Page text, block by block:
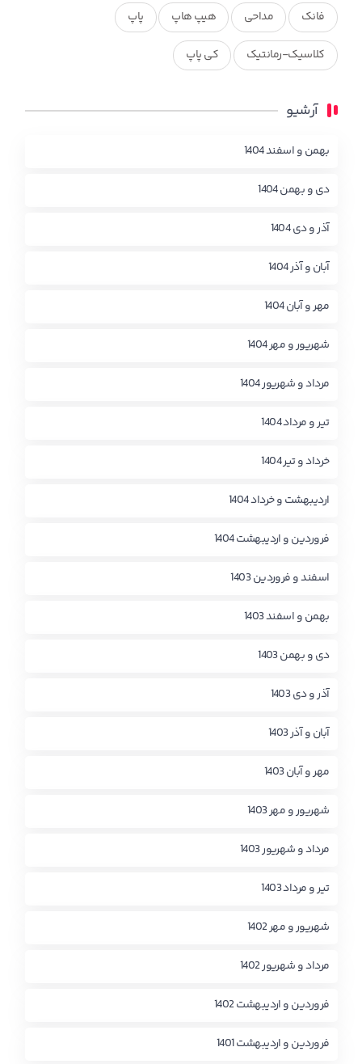
فانک مداحی هیپ هاپ پاپ
کلاسیک-رمانتیک کی پاپ
آرشیو
بهمن و اسفند 1404
دی و بهمن 1404
آذر و دی 1404
آبان و آذر 1404
مهر و آبان 1404
شهریور و مهر 1404
مرداد و شهریور 1404
تیر و مرداد 1404
خرداد و تیر 1404
اردیبهشت و خرداد 1404
فروردین و اردیبهشت 1404
اسفند و فروردین 1403
بهمن و اسفند 1403
دی و بهمن 1403
آذر و دی 1403
آبان و آذر 1403
مهر و آبان 1403
شهریور و مهر 1403
مرداد و شهریور 1403
تیر و مرداد 1403
شهریور و مهر 1402
مرداد و شهریور 1402
فروردین و اردیبهشت 1402
فروردین و اردیبهشت 1401